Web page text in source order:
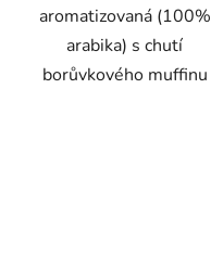
aromatizovaná (100%
arabika) s chutí
borůvkového muffinu